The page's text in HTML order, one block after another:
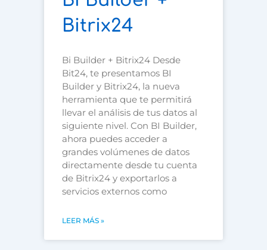
Bitrix24
Bi Builder + Bitrix24 Desde
Bit24, te presentamos BI
Builder y Bitrix24, la nueva
herramienta que te permitirá
llevar el análisis de tus datos al
siguiente nivel. Con BI Builder,
ahora puedes acceder a
grandes volúmenes de datos
directamente desde tu cuenta
de Bitrix24 y exportarlos a
servicios externos como
LEER MÁS »